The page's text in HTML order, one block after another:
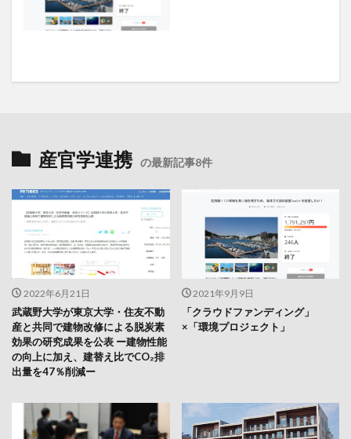
産官学連携 の最新記事8件
2022年6月21日
武蔵野大学が東京大学・住友不動
産と共同で建物改修による脱炭素
効果の研究成果を公表 ー建物性能
の向上に加え、建替え比でCO₂排
出量を47％削減ー
2021年9月9日
「クラウドファンディング」
×「環境プロジェクト」